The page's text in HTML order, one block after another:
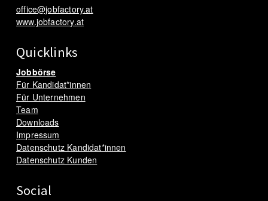
office@jobfactory.at
www.jobfactory.at
Quicklinks
Jobbörse
Für Kandidat*innen
Für Unternehmen
Team
Downloads
Impressum
Datenschutz Kandidat*innen
Datenschutz Kunden
Social